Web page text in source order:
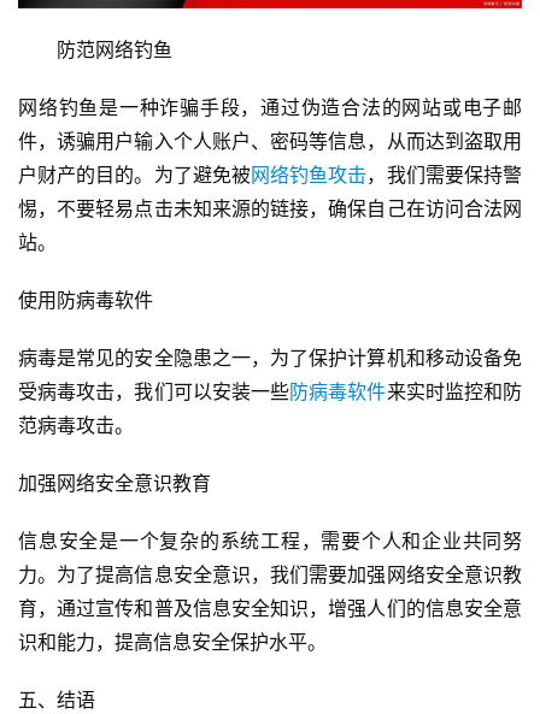
防范网络钓鱼
网络钓鱼是一种诈骗手段，通过伪造合法的网站或电子邮
件，诱骗用户输入个人账户、密码等信息，从而达到盗取用
户财产的目的。为了避免被网络钓鱼攻击，我们需要保持警
惕，不要轻易点击未知来源的链接，确保自己在访问合法网
站。
使用防病毒软件
病毒是常见的安全隐患之一，为了保护计算机和移动设备免
受病毒攻击，我们可以安装一些防病毒软件来实时监控和防
范病毒攻击。
加强网络安全意识教育
信息安全是一个复杂的系统工程，需要个人和企业共同努
力。为了提高信息安全意识，我们需要加强网络安全意识教
育，通过宣传和普及信息安全知识，增强人们的信息安全意
识和能力，提高信息安全保护水平。
五、结语